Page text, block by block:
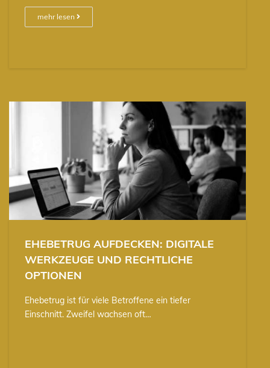
mehr lesen
EHEBETRUG AUFDECKEN: DIGITALE
WERKZEUGE UND RECHTLICHE
OPTIONEN
Ehebetrug ist für viele Betroffene ein tiefer
Einschnitt. Zweifel wachsen oft…